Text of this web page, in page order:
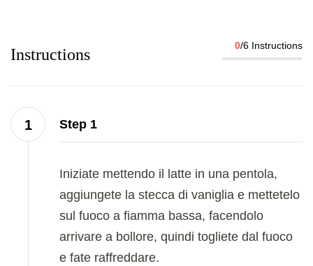
Instructions
0/6 Instructions
Step 1
Iniziate mettendo il latte in una pentola,
aggiungete la stecca di vaniglia e mettetelo
sul fuoco a fiamma bassa, facendolo
arrivare a bollore, quindi togliete dal fuoco
e fate raffreddare.